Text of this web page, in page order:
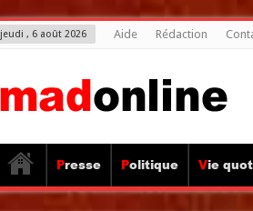
jeudi , 6 août 2026 Aide Rédaction
Presse Politique Vie